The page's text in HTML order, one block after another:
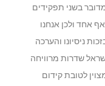
בשני תפקידים
אחד ולכן אנחנו
ניסיונו והערכה
שדרות מרוויחה
לטובת קידום